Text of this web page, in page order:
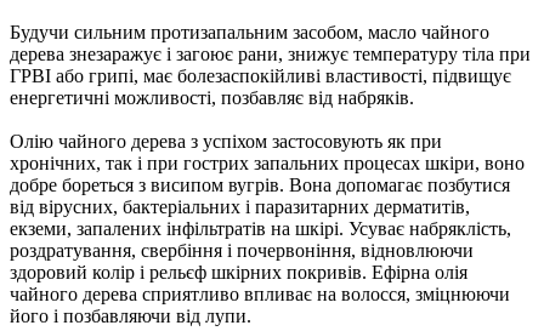
Будучи сильним протизапальним засобом, масло чайного
дерева знезаражує і загоює рани, знижує температуру тіла при
ГРВІ або грипі, має болезаспокійливі властивості, підвищує
енергетичні можливості, позбавляє від набряків.
Олію чайного дерева з успіхом застосовують як при
хронічних, так і при гострих запальних процесах шкіри, воно
добре бореться з висипом вугрів. Вона допомагає позбутися
від вірусних, бактеріальних і паразитарних дерматитів,
екземи, запалених інфільтратів на шкірі. Усуває набряклість,
роздратування, свербіння і почервоніння, відновлюючи
здоровий колір і рельєф шкірних покривів. Ефірна олія
чайного дерева сприятливо впливає на волосся, зміцнюючи
його і позбавляючи від лупи.